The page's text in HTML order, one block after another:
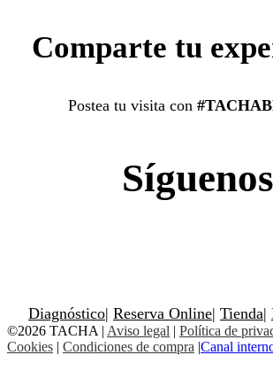
Comparte tu
Postea tu visita con
Síguenos
Diagnóstico| Reserva Online| Tienda|
©2026 TACHA | Aviso legal | Política de
Cookies | Condiciones de compra |Canal